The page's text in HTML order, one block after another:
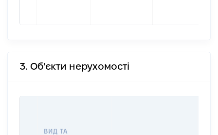
3. Об'єкти нерухомості
ВИД ТА